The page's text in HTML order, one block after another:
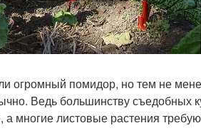
огромный помидор, но тем не
Ведь большинству съедобных
многие листовые растения